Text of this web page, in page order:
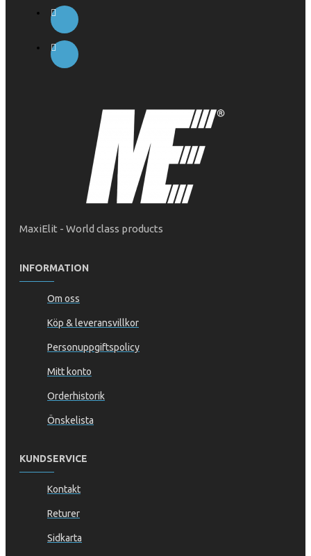
MaxiElit - World class products
INFORMATION
Om oss
Köp & leveransvillkor
Personuppgiftspolicy
Mitt konto
Orderhistorik
Önskelista
KUNDSERVICE
Kontakt
Returer
Sidkarta